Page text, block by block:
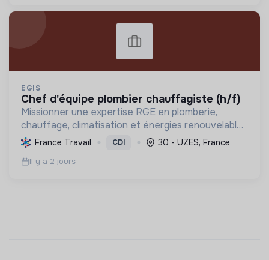
EGIS
chef d'équipe plombier chauffagiste (h/f)
Missionner une expertise RGE en plomberie,
chauffage, climatisation et énergies renouvelables
pour les particuliers, professionnels et
collectivités, œuvrant pour la transition
énergétique et l'effica...
France Travail CDI 30 - UZES, France
Il y a 2 jours